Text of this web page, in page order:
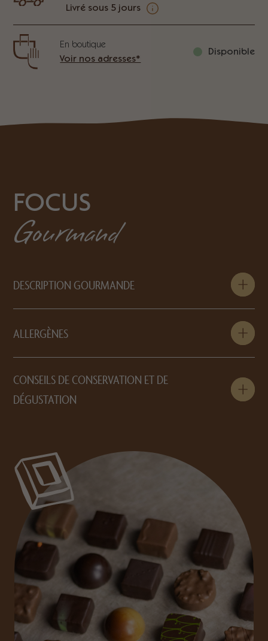
Livré sous 5 jours
En boutique
Voir nos adresses*
Disponible
FOCUS
Gourmand
DESCRIPTION GOURMANDE
ALLERGÈNES
CONSEILS DE CONSERVATION ET DE
DÉGUSTATION